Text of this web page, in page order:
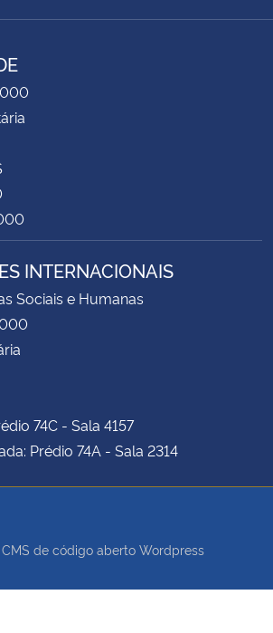
INTERNACIONAIS
Sociais e Humanas
74C - Sala 4157
Prédio 74A - Sala 2314
de código aberto Wordpress